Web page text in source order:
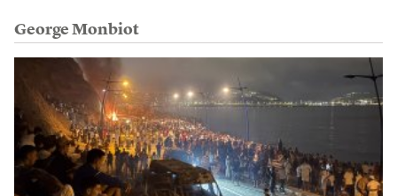
George Monbiot